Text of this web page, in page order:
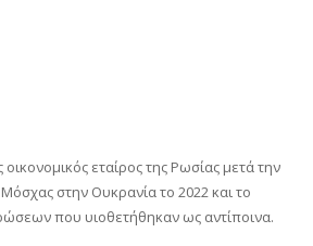
οικονομικός εταίρος της Ρωσίας μετά την
στην Ουκρανία το 2022 και το
που υιοθετήθηκαν ως αντίποινα.